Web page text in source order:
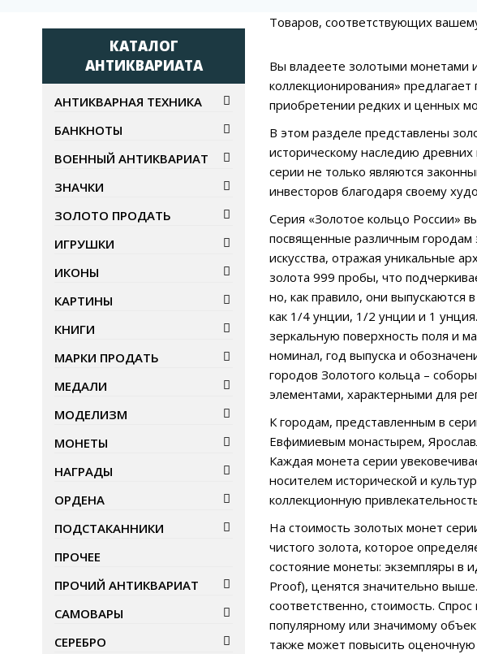
Товаров, соответствующих
Вы владеете золотыми монетами
коллекционирования»
приобретении редких и ценных
В этом разделе представлены
историческому наследию
серии не только являются
инвесторов благодаря своему
Серия «Золотое кольцо России»
посвященные различным городам
искусства, отражая уникальные
золота 999 пробы, что
но, как правило, они выпускаются
как 1/4 унции, 1/2 унции и 1
зеркальную поверхность поля и
номинал, год выпуска и
городов Золотого кольца –
элементами, характерными для
К городам, представленным в
Евфимиевым монастырем,
Каждая монета серии
носителем исторической и
коллекционную
На стоимость золотых монет
чистого золота, которое
состояние монеты: экземпляры в
Proof), ценятся значительно
соответственно, стоимость.
популярному или значимому
также может повысить оценочную
КАТАЛОГ
АНТИКВАРИАТА
АНТИКВАРНАЯ ТЕХНИКА
БАНКНОТЫ
ВОЕННЫЙ АНТИКВАРИАТ
ЗНАЧКИ
ЗОЛОТО ПРОДАТЬ
ИГРУШКИ
ИКОНЫ
КАРТИНЫ
КНИГИ
МАРКИ ПРОДАТЬ
МЕДАЛИ
МОДЕЛИЗМ
МОНЕТЫ
НАГРАДЫ
ОРДЕНА
ПОДСТАКАННИКИ
ПРОЧЕЕ
ПРОЧИЙ АНТИКВАРИАТ
САМОВАРЫ
СЕРЕБРО